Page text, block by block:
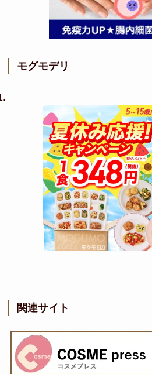
モグモデリ
関連サイト